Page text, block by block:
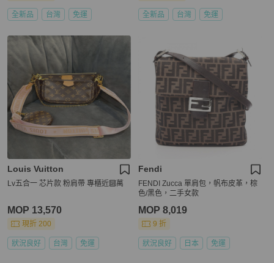
全新品 台灣 免運 全新品 台灣 免運
Louis Vuitton
Lv五合一 芯片款 粉肩帶 專櫃近🔟萬
MOP 13,570
現折 200
狀況良好 台灣 免運
Fendi
FENDI Zucca 單肩包，帆布皮革，棕
色/黑色，二手女款
MOP 8,019
9 折
狀況良好 日本 免運